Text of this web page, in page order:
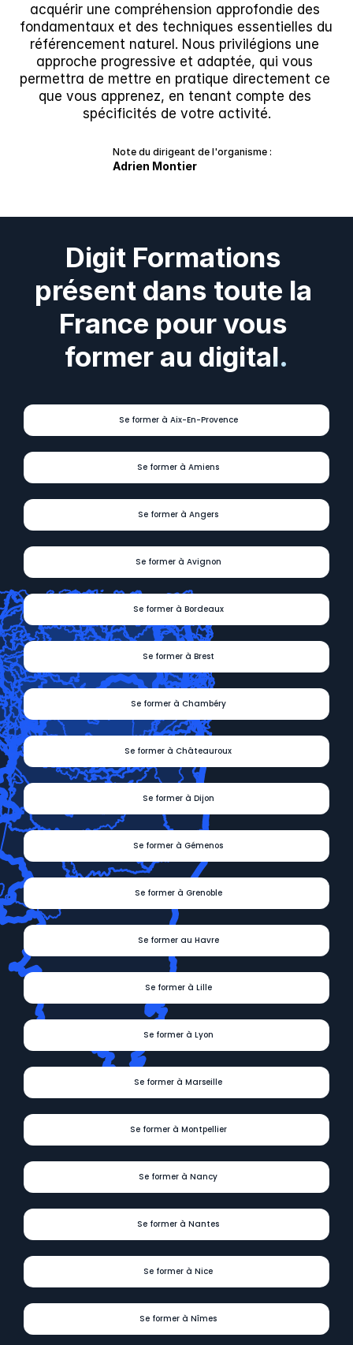
acquérir une compréhension approfondie des
fondamentaux et des techniques essentielles du
référencement naturel. Nous privilégions une
approche progressive et adaptée, qui vous
permettra de mettre en pratique directement ce
que vous apprenez, en tenant compte des
spécificités de votre activité.
Note du dirigeant de l'organisme :
Adrien Montier
Digit Formations
présent dans toute la
France pour vous
former au digital.
Se former à Aix-En-Provence
Se former à Amiens
Se former à Angers
Se former à Avignon
Se former à Bordeaux
Se former à Brest
Se former à Chambéry
Se former à Châteauroux
Se former à Dijon
Se former à Gémenos
Se former à Grenoble
Se former au Havre
Se former à Lille
Se former à Lyon
Se former à Marseille
Se former à Montpellier
Se former à Nancy
Se former à Nantes
Se former à Nice
Se former à Nîmes